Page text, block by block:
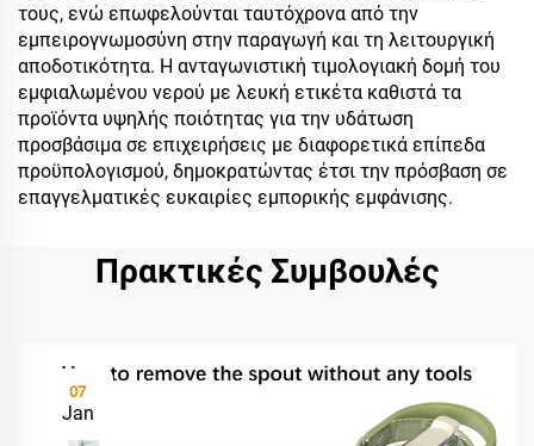
τους, ενώ επωφελούνται ταυτόχρονα από την
εμπειρογνωμοσύνη στην παραγωγή και τη λειτουργική
αποδοτικότητα. Η ανταγωνιστική τιμολογιακή δομή του
εμφιαλωμένου νερού με λευκή ετικέτα καθιστά τα
προϊόντα υψηλής ποιότητας για την υδάτωση
προσβάσιμα σε επιχειρήσεις με διαφορετικά επίπεδα
προϋπολογισμού, δημοκρατώντας έτσι την πρόσβαση σε
επαγγελματικές ευκαιρίες εμπορικής εμφάνισης.
Πρακτικές Συμβουλές
07
Jan